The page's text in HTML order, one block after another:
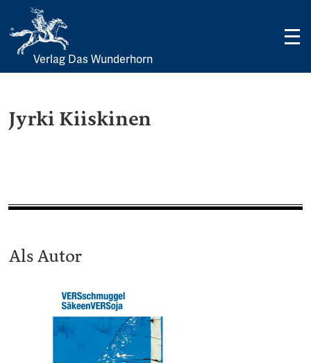
Skip
Verlag Das Wunderhorn
Jyrki Kiiskinen
Als Autor